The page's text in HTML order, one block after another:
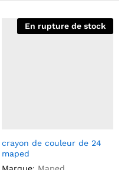
En rupture de stock
crayon de couleur de 24
maped